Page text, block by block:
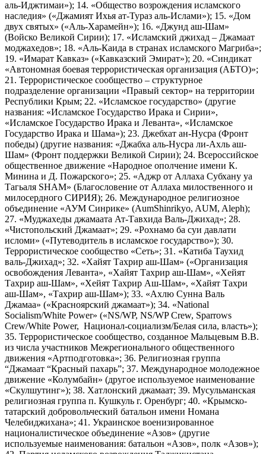
аль-Иджтимаи»); 14. «Общество возрождения исламского
наследия» («Джамият Ихья ат-Тураз аль-Ислами»); 15. «Дом
двух святых» («Аль-Харамейн»); 16. «Джунд аш-Шам»
(Войско Великой Сирии); 17. «Исламский джихад – Джамаат
моджахедов»; 18. «Аль-Каида в странах исламского Магриба»;
19. «Имарат Кавказ» («Кавказский Эмират»); 20. «Синдикат
«Автономная боевая террористическая организация (АБТО)»;
21. Террористическое сообщество – структурное
подразделение организации «Правый сектор» на территории
Республики Крым; 22. «Исламское государство» (другие
названия: «Исламское Государство Ирака и Сирии»,
«Исламское Государство Ирака и Леванта», «Исламское
Государство Ирака и Шама»); 23. Джебхат ан-Нусра (Фронт
победы) (другие названия: «Джабха аль-Нусра ли-Ахль аш-
Шам» (Фронт поддержки Великой Сирии); 24. Всероссийское
общественное движение «Народное ополчение имени К.
Минина и Д. Пожарского»; 25. «Аджр от Аллаха Субхану уа
Тагьаля SHAM» (Благословение от Аллаха милоственного и
милосердного СИРИЯ); 26. Международное религиозное
объединение «АУМ Синрике» (AumShinrikyo, AUM, Aleph);
27. «Муджахеды джамаата Ат-Тавхида Валь-Джихад»; 28.
«Чистопольский Джамаат»; 29. «Рохнамо ба суи давлати
исломи» («Путеводитель в исламское государство»); 30.
Террористическое сообщество «Сеть»; 31. «Катиба Таухид
валь-Джихад»; 32. «Хайят Тахрир аш-Шам» («Организация
освобождения Леванта», «Хайят Тахрир аш-Шам», «Хейят
Тахрир аш-Шам», «Хейят Тахрир Аш-Шам», «Хайят Тахри
аш-Шам», «Тахрир аш-Шам»); 33. «Ахлю Сунна Валь
Джамаа» («Красноярский джамаат»); 34. «National
Socialism/White Power» («NS/WP, NS/WP Crew, Sparrows
Crew/White Power, Национал-социализм/Белая сила, власть»);
35. Террористическое сообщество, созданное Мальцевым В.В.
из числа участников Межрегионального общественного
движения «Артподготовка»; 36. Религиозная группа
“Джамаат “Красный пахарь”; 37. Международное молодежное
движение «Колумбайн» (другое используемое наименование
«Скулшутинг»); 38. Хатлонский джамаат; 39. Мусульманская
религиозная группа п. Кушкуль г. Оренбург; 40. «Крымско-
татарский добровольческий батальон имени Номана
Челебиджихана»; 41. Украинское военизированное
националистическое объединение «Азов» (другие
используемые наименования: батальон «Азов», полк «Азов»);